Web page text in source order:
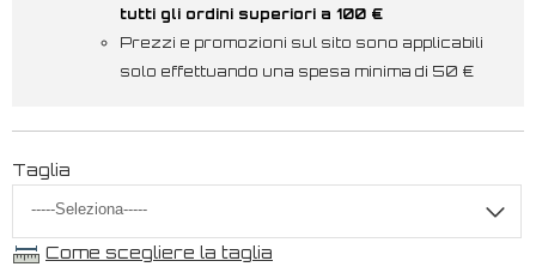
tutti gli ordini superiori a 100 €
Prezzi e promozioni sul sito sono applicabili
solo effettuando una spesa minima di 50 €
Taglia
Come scegliere la taglia